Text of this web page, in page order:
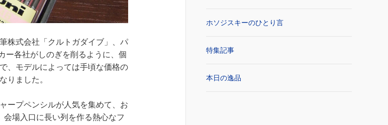
株式会社「クルトガダイブ」、パ
ー各社がしのぎを削るように、個
、モデルによっては手頃な価格の
りました。
ープペンシルが人気を集めて、お
場入口に長い列を作る熱心なフ
ホソジスキーのひとり言
特集記事
本日の逸品